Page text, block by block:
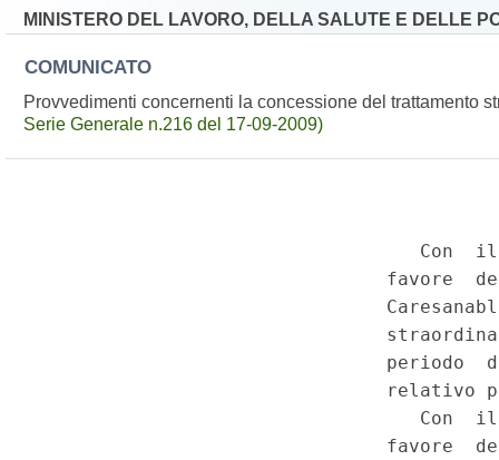
MINISTERO DEL LAVORO, DELLA SALUTE E DELLE
COMUNICATO
Provvedimenti concernenti la concessione del trattamento
Serie Generale n.216 del 17-09-2009)